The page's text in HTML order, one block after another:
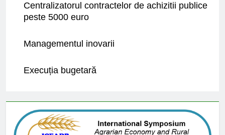
Centralizatorul contractelor de achizitii publice
peste 5000 euro
Managementul inovarii
Execuția bugetară